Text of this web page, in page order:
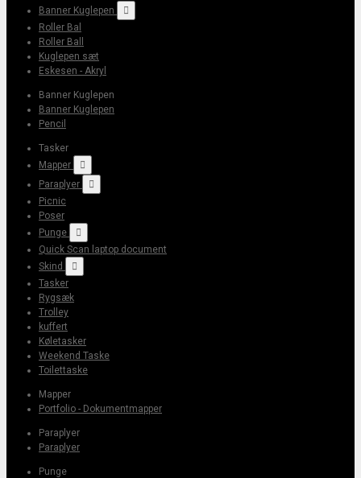
Banner Kuglepen

Roller Bal
Roller Ball
Kuglepen sæt
Eskesen - Akryl
Banner Kuglepen
Banner Kuglepen
Pencil
Tasker
Mapper

Paraplyer

Picnic
Poser
Punge

Quick Scan laptop document
Skind

Tasker
Rygsæk
Trolley
kuffert
Køletasker
Weekend Taske
Toilettaske
Mapper
Portfolio - Dokumentmapper
Paraplyer
Paraplyer
Punge